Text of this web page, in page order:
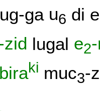
ga u6 di
zid lugal e2
ki muc3-